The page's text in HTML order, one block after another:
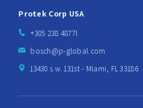
Protek Corp USA
+305 238 4877l
bosch@p-global.com
13430 s.w. 131st - Miami, FL 33186